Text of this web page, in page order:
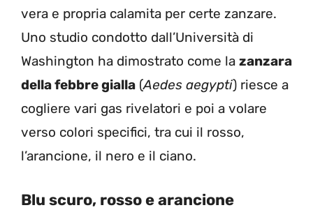
vera e propria calamita per certe zanzare.
Uno studio condotto dall’Università di
Washington ha dimostrato come la zanzara
della febbre gialla (Aedes aegypti) riesce a
cogliere vari gas rivelatori e poi a volare
verso colori specifici, tra cui il rosso,
l’arancione, il nero e il ciano.
Blu scuro, rosso e arancione